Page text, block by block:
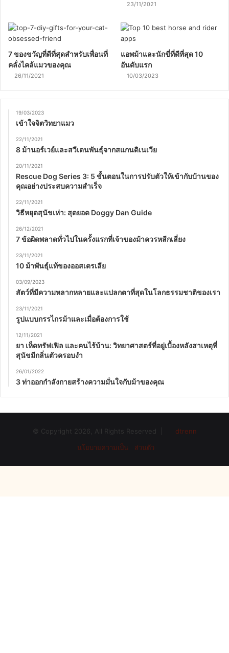
23/11/2021
7 ของขวัญที่ดีที่สุดสำหรับเพื่อนที่
คลั่งไคล้แมวของคุณ
26/11/2021
แอพม้าและนักขี่ที่ดีที่สุด 10
อันดับแรก
10/03/2023
19/03/2023
เข้าใจจิตวิทยาแมว
22/11/2021
8 ม้านอร์เวย์และสวีเดนพันธุ์จากสแกนดิเนเวีย
20/11/2021
Rescue Dog Series 3: 5 ขั้นตอนในการปรับตัวให้เข้ากับบ้านของ
คุณอย่างประสบความสำเร็จ
22/11/2021
วิธีหยุดสุนัขเห่า: สุดยอด Doggy Dan Guide
26/12/2021
7 ข้อผิดพลาดทั่วไปในครั้งแรกที่เจ้าของม้าควรหลีกเลี่ยง
23/11/2021
10 ม้าพันธุ์แท้ของออสเตรเลีย
03/09/2023
สัตว์ที่มีความหลากหลายและแปลกตาที่สุดในโลกธรรมชาติของเรา
23/11/2021
รูปแบบกรรไกรม้าและเมื่อต้องการใช้
12/11/2021
ยา เห็ดทรัฟเฟิล และคนไร้บ้าน: วิทยาศาสตร์ที่อยู่เบื้องหลังสาเหตุที่
สุนัขมีกลิ่นตัวครอบงำ
26/01/2022
3 ท่าออกกำลังกายสร้างความมั่นใจกับม้าของคุณ
© Copyright 2026, All Rights Reserved |
dtrenn
นโยบายความเป็น ส่วนตัว